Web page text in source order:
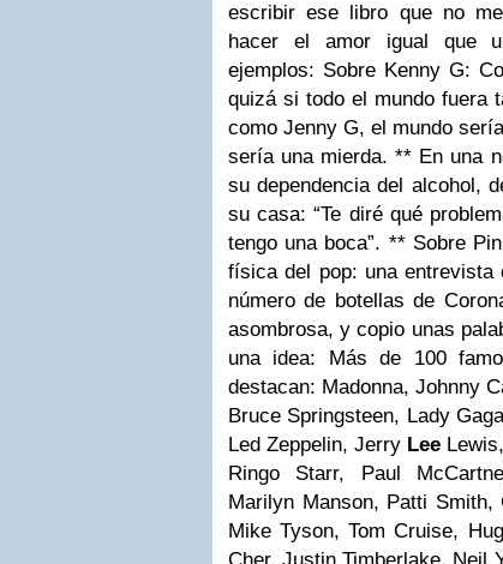
escribir ese libro que no
hacer el amor igual que
ejemplos: Sobre Kenny G:
quizá si todo el mundo fuera
como Jenny G, el mundo
sería una mierda. ** En una
su dependencia del alcohol,
su casa: “Te diré qué
tengo una boca”. ** Sobre
física del pop: una entrevista
número de botellas de
asombrosa, y copio unas
una idea: Más de 100
destacan: Madonna, Johnny
Bruce Springsteen, Lady
Led Zeppelin, Jerry Lee
Ringo Starr, Paul
Marilyn Manson, Patti Smith,
Mike Tyson, Tom Cruise,